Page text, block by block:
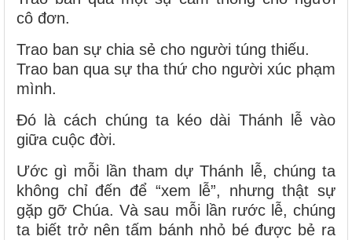
cô đơn.
Trao ban sự chia sẻ cho người túng thiếu.
Trao ban qua sự tha thứ cho người xúc phạm
mình.
Đó là cách chúng ta kéo dài Thánh lễ vào
giữa cuộc đời.
Ước gì mỗi lần tham dự Thánh lễ, chúng ta
không chỉ đến để “xem lễ”, nhưng thật sự
gặp gỡ Chúa. Và sau mỗi lần rước lễ, chúng
ta biết trở nên tấm bánh nhỏ bé được bẻ ra